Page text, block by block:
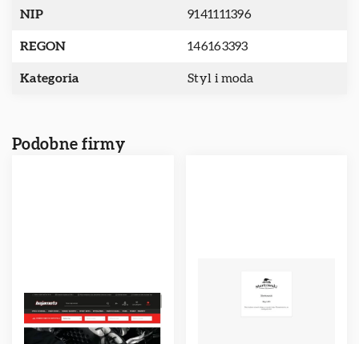
NIP 9141111396
REGON 146163393
Kategoria Styl i moda
Podobne firmy